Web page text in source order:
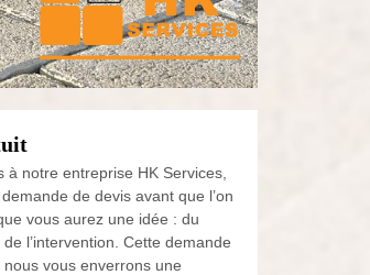
notre entreprise HK Services,
de devis avant que l’on
vous aurez une idée : du
l’intervention. Cette demande
vous enverrons une